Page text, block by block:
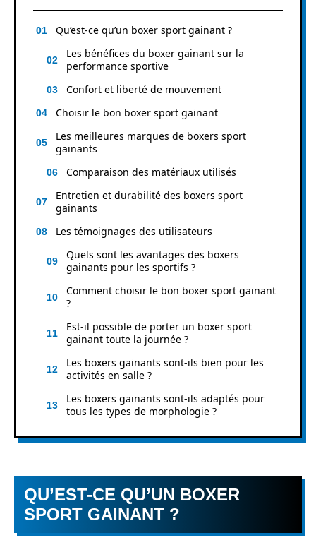
Qu’est-ce qu’un boxer sport gainant ?
Les bénéfices du boxer gainant sur la
performance sportive
Confort et liberté de mouvement
Choisir le bon boxer sport gainant
Les meilleures marques de boxers sport
gainants
Comparaison des matériaux utilisés
Entretien et durabilité des boxers sport
gainants
Les témoignages des utilisateurs
Quels sont les avantages des boxers
gainants pour les sportifs ?
Comment choisir le bon boxer sport gainant
?
Est-il possible de porter un boxer sport
gainant toute la journée ?
Les boxers gainants sont-ils bien pour les
activités en salle ?
Les boxers gainants sont-ils adaptés pour
tous les types de morphologie ?
QU’EST-CE QU’UN BOXER
SPORT GAINANT ?